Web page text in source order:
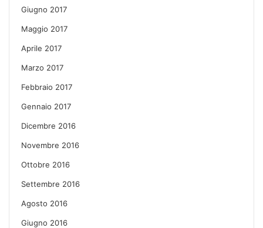
Giugno 2017
Maggio 2017
Aprile 2017
Marzo 2017
Febbraio 2017
Gennaio 2017
Dicembre 2016
Novembre 2016
Ottobre 2016
Settembre 2016
Agosto 2016
Giugno 2016